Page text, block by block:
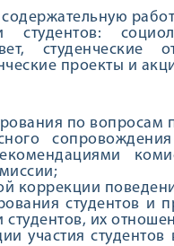
содержательную
студентов:
студенческие
проекты и
по вопросам
коррекции
студентов и
студентов, их
участия